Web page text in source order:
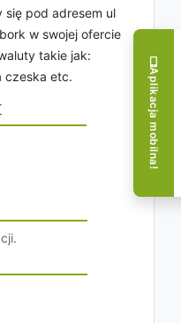
się pod adresem ul
w swojej ofercie
takie jak:
czeska etc.
Aplikacja mobilna!